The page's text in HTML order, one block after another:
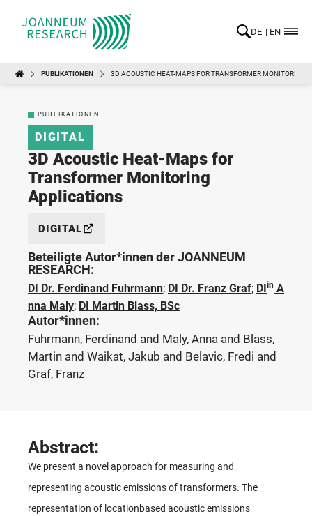
DE EN
PUBLIKATIONEN 3D ACOUSTIC HEAT-MAPS FOR TRANSFORMER MONITORING
PUBLIKATIONEN
DIGITAL
3D Acoustic Heat-Maps for
Transformer Monitoring
Applications
DIGITAL
Beteiligte Autor*innen der JOANNEUM
RESEARCH:
DI Dr. Ferdinand Fuhrmann; DI Dr. Franz Graf; DIin A
nna Maly; DI Martin Blass, BSc
Autor*innen:
Fuhrmann, Ferdinand and Maly, Anna and Blass,
Martin and Waikat, Jakub and Belavic, Fredi and
Graf, Franz
Abstract:
We present a novel approach for measuring and
representing acoustic emissions of transformers. The
representation of locationbased acoustic emissions